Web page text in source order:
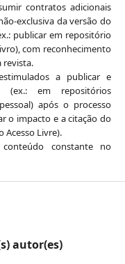
contratos adicionais
exclusiva da versão do
publicar em repositório
com reconhecimento
revista.
a publicar e
(ex.: em repositórios
após o processo
o impacto e a citação do
Acesso Livre).
constante no
autor(es)